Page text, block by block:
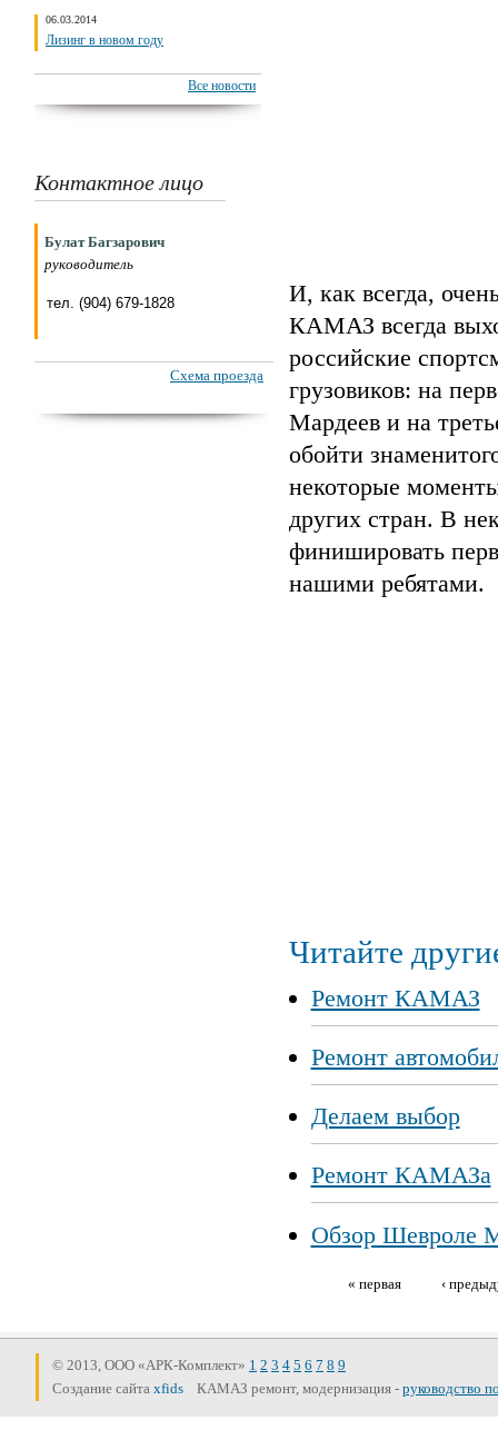
06.03.2014
Лизинг в новом году
Все новости
Контактное лицо
Булат Багзарович
руководитель
тел. (904) 679-1828
Схема проезда
И, как всегда,
КАМАЗ всегда
российские
грузовиков: на
Мардеев и на
обойти
некоторые
других стран. В
финишировать
нашими ребятами.
Читайте
Ремонт КАМАЗ
Ремонт
Делаем выбор
Ремонт КАМАЗа
Обзор Шевроле
Страницы
« первая ‹
© 2013, ООО «АРК-Комплект» 1 2 3 4 5 6 7 8 9
Создание сайта xfids КАМАЗ ремонт, модернизация - руководство